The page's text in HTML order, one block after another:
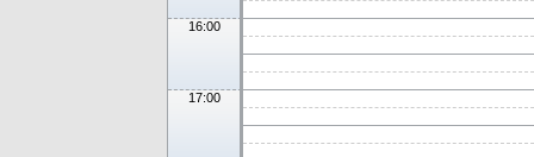
16:00
17:00